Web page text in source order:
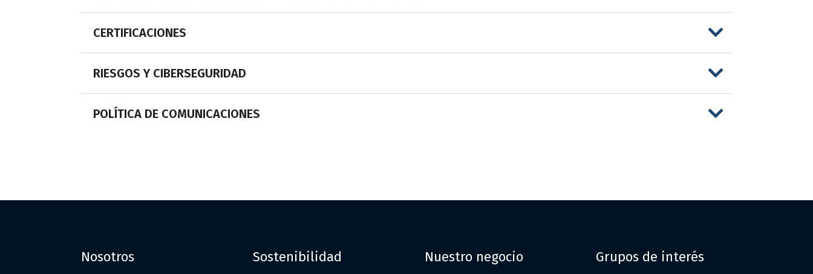
CERTIFICACIONES
RIESGOS Y CIBERSEGURIDAD
POLÍTICA DE COMUNICACIONES
Nosotros Sostenibilidad Nuestro negocio Grupos de interés